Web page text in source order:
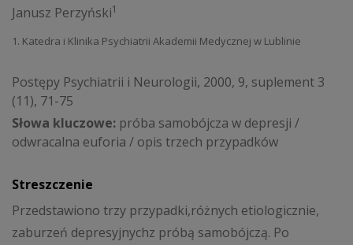
Janusz Perzyński1
1. Katedra i Klinika Psychiatrii Akademii Medycznej w Lublinie
Postępy Psychiatrii i Neurologii, 2000, 9, suplement 3
(11), 71-75
Słowa kluczowe: próba samobójcza w depresji /
odwracalna euforia / opis trzech przypadków
Streszczenie
Przedstawiono trzy przypadki,różnych etiologicznie,
zaburzeń depresyjnychz próbą samobójczą. Po